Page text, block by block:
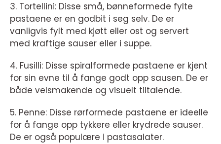
3. Tortellini: Disse små, bønneformede fylte
pastaene er en godbit i seg selv. De er
vanligvis fylt med kjøtt eller ost og servert
med kraftige sauser eller i suppe.
4. Fusilli: Disse spiralformede pastaene er kjent
for sin evne til å fange godt opp sausen. De er
både velsmakende og visuelt tiltalende.
5. Penne: Disse rørformede pastaene er ideelle
for å fange opp tykkere eller krydrede sauser.
De er også populære i pastasalater.